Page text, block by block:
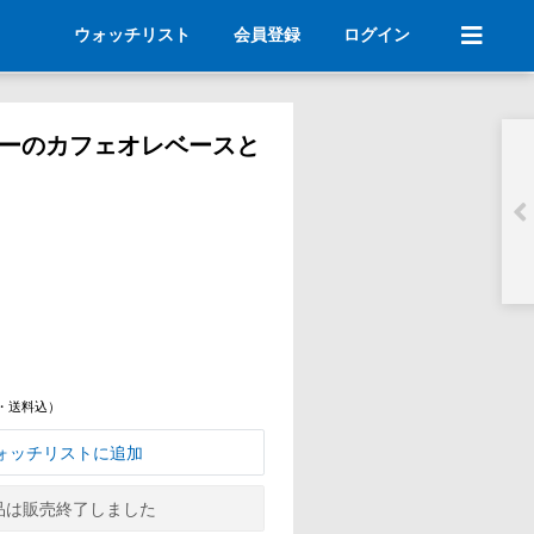
ウォッチリスト 会員登録 ログイン
のカフェオレベースと
送料込）
ッチリストに追加
は販売終了しました